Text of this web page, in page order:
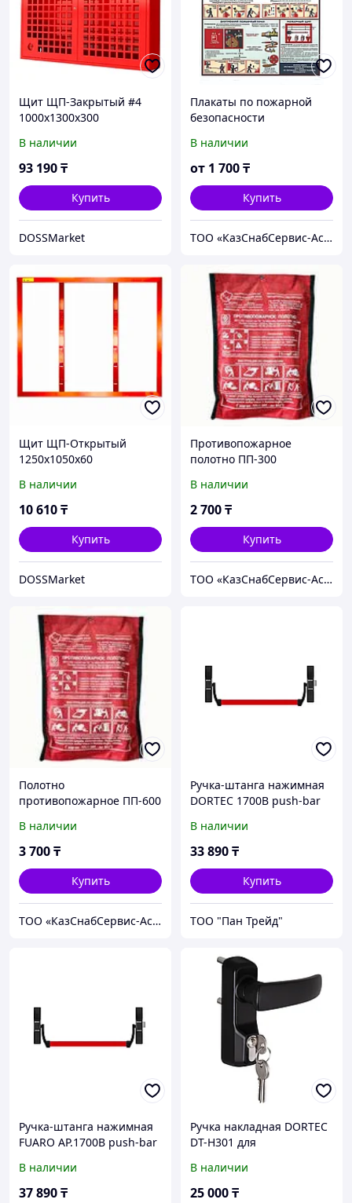
Щит ЩП-Закрытый #4
1000х1300х300
В наличии
93 190₸
Купить
DOSSMarket
Плакаты по пожарной
безопасности
В наличии
от 1 700₸
Купить
ТОО «КазСнабСервис-Астана»
Щит ЩП-Открытый
1250x1050x60
В наличии
10 610₸
Купить
DOSSMarket
Противопожарное
полотно ПП-300
В наличии
2 700₸
Купить
ТОО «КазСнабСервис-Астана»
Полотно
противопожарное ПП-600
В наличии
3 700₸
Купить
ТОО «КазСнабСервис-Астана»
Ручка-штанга нажимная
DORTEC 1700B push-bar
накладной для одно/
двуствор. дверей
В наличии
33 890₸
Купить
ТОО "Пан Трейд"
Ручка-штанга нажимная
FUARO AP.1700B push-bar
накладной для одно/
двуствор. дверей
В наличии
37 890₸
Ручка накладная DORTEC
DT-H301 для
фиксацией ключом (для
моделей 1700В и 1700С).
В наличии
25 000₸